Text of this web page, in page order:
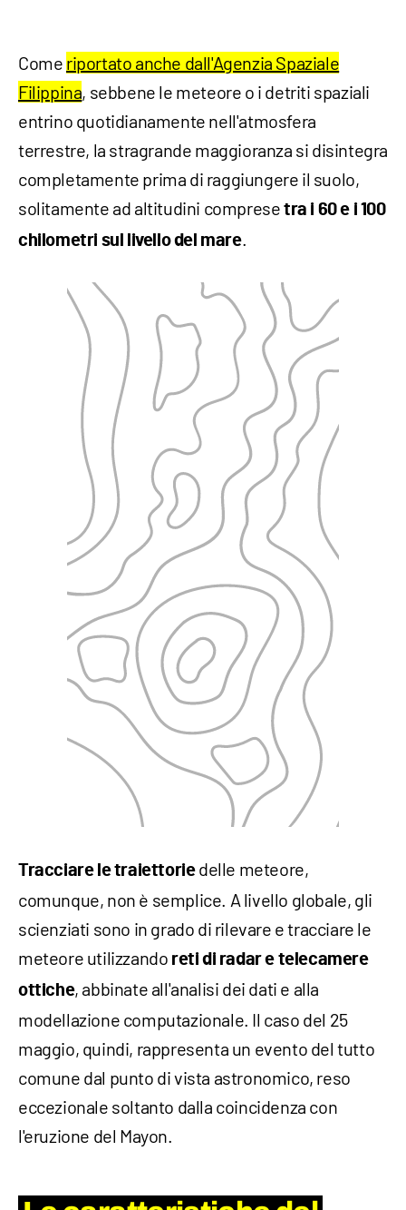
Come riportato anche dall'Agenzia Spaziale
Filippina, sebbene le meteore o i detriti spaziali
entrino quotidianamente nell'atmosfera
terrestre, la stragrande maggioranza si disintegra
completamente prima di raggiungere il suolo,
solitamente ad altitudini compresetra i 60 e i 100
chilometri sul livello del mare.
Tracciare le traiettoriedelle meteore,
comunque, non è semplice. A livello globale, gli
scienziati sono in grado di rilevare e tracciare le
meteore utilizzando reti di radar e telecamere
ottiche, abbinate all'analisi dei dati e alla
modellazione computazionale. Il caso del 25
maggio, quindi, rappresenta un evento del tutto
comune dal punto di vista astronomico, reso
eccezionale soltanto dalla coincidenza con
l'eruzione del Mayon.